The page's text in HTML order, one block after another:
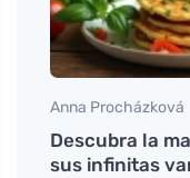
Anna Procházková
Descubra la
sus infinitas